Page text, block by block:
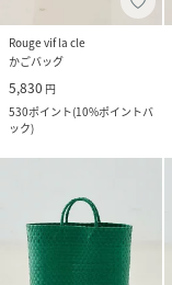
Rouge vif la cle
かごバッグ
5,830 円
530ポイント(10%ポイントバ
ック)